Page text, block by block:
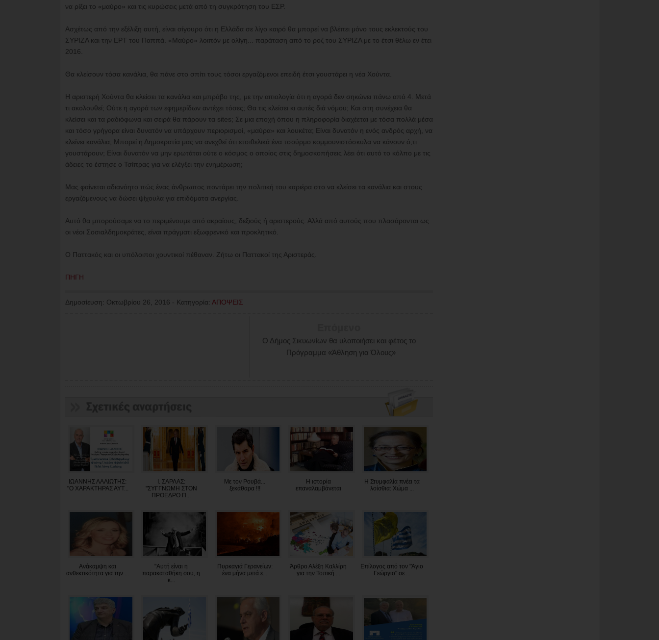
να ρίξει το «μαύρο» και τις κυρώσεις μετά από τη συγκρότηση του ΕΣΡ.
Ασχέτως από την εξέλιξη αυτή, είναι σίγουρο ότι η Ελλάδα σε λίγο καιρό θα μπορεί να βλέπει μόνο τους εκλεκτούς του
ΣΥΡΙΖΑ και την ΕΡΤ του Παππά. «Μαύρο» λοιπόν με ολίγη... παράταση από το ροζ του ΣΥΡΙΖΑ με το έτσι θέλω εν έτει
2016.
Θα κλείσουν τόσα κανάλια, θα πάνε στο σπίτι τους τόσοι εργαζόμενοι επειδή έτσι γουστάρει η νέα Χούντα.
Η αριστερή Χούντα θα κλείσει τα κανάλια και μπράβο της, με την αιτιολογία ότι η αγορά δεν σηκώνει πάνω από 4. Μετά
τι ακολουθεί; Ούτε η αγορά των εφημερίδων αντέχει τόσες; Θα τις κλείσει κι αυτές διά νόμου; Και στη συνέχεια θα
κλείσει και τα ραδιόφωνα και σειρά θα πάρουν τα sites; Σε μια εποχή όπου η πληροφορία διαχέεται με τόσα πολλά μέσα
και τόσο γρήγορα είναι δυνατόν να υπάρχουν περιορισμοί, «μαύρα» και λουκέτα; Είναι δυνατόν η ενός ανδρός αρχή, να
κλείνει κανάλια; Μπορεί η Δημοκρατία μας να ανεχθεί ότι ετσιθελικά ένα τσούρμο κομμουνιστόσκυλα να κάνουν ό,τι
γουστάρουν; Είναι δυνατόν να μην ερωτάται ούτε ο κόσμος ο οποίος στις δημοσκοπήσεις λέει ότι αυτό το κόλπο με τις
άδειες το έστησε ο Τσίπρας για να ελέγξει την ενημέρωση;
Μας φαίνεται αδιανόητο πώς ένας άνθρωπος ποντάρει την πολιτική του καριέρα στο να κλείσει τα κανάλια και στους
εργαζόμενους να δώσει ψίχουλα για επιδόματα ανεργίας.
Αυτό θα μπορούσαμε να το περιμένουμε από ακραίους, δεξιούς ή αριστερούς. Αλλά από αυτούς που πλασάρονται ως
οι νέοι Σοσιαλδημοκράτες, είναι πράγματι εξωφρενικό και προκλητικό.
Ο Παττακός και οι υπόλοιποι χουντικοί πέθαναν. Ζήτω οι Παττακοί της Αριστεράς.
ΠΗΓΗ
Δημοσίευση: Οκτωβρίου 26, 2016 - Κατηγορία: ΑΠΟΨΕΙΣ
Ο Δήμος Σικυωνίων θα υλοποιήσει και φέτος το
Πρόγραμμα «Άθληση για Όλους»
ΙΩΑΝΝΗΣ ΛΑΛΙΩΤΗΣ:
"O XAΡΑΚΤΗΡΑΣ ΑΥΤ...
Ι. ΣΑΡΛΑΣ:
"ΣΥΓΓΝΩΜΗ ΣΤΟΝ
ΠΡΟΕΔΡΟ Π...
Με τον Ρουβά...
ξεκάθαρα !!!
Η ιστορία
επαναλαμβάνεται
Η Στυμφαλία πνέει τα
λοίσθια: Χώμα ...
Ανάκαμψη και
ανθεκτικότητα για την ...
"Αυτή είναι η
παρακαταθήκη σου, η
κ...
Πυρκαγιά Γερανείων:
ένα μήνα μετά ε...
Άρθρο Αλέξη Καλλίρη
για την Τοπική ...
Επίλογος από τον "Άγιο
Γεώργιο" σε ...